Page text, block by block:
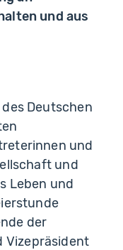
und aus
Deutschen
und
und
Leben und
der
Vizepräsident